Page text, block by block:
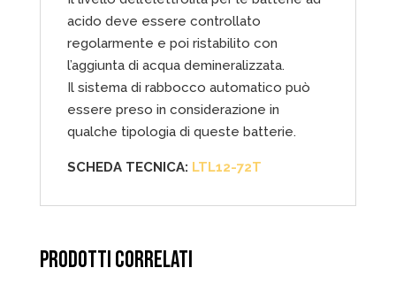
acido deve essere controllato
regolarmente e poi ristabilito con
l’aggiunta di acqua demineralizzata.
Il sistema di rabbocco automatico può
essere preso in considerazione in
qualche tipologia di queste batterie.
SCHEDA TECNICA: LTL12-72T
PRODOTTI CORRELATI